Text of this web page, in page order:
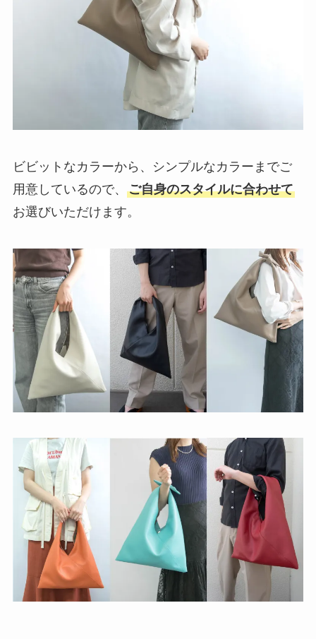
ビビットなカラーから、シンプルなカラーまでご
用意しているので、 ご自身のスタイルに合わせて
お選びいただけます。